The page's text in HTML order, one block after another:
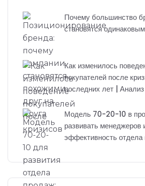
Почему большинство
становятся
Как изменилось
покупателей после
последних лет |
Модель 70-20-10 в
развивать
эффективность